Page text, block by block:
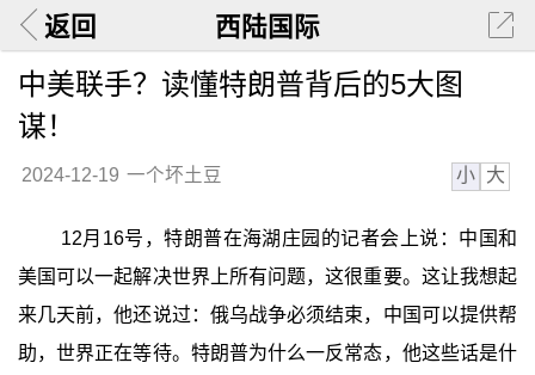
返回 西陆国际
中美联手？读懂特朗普背后的5大图
谋！
2024-12-19 一个坏土豆 小 大
12月16号，特朗普在海湖庄园的记者会上说：中国和
美国可以一起解决世界上所有问题，这很重要。这让我想起
来几天前，他还说过：俄乌战争必须结束，中国可以提供帮
助，世界正在等待。特朗普为什么一反常态，他这些话是什